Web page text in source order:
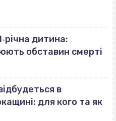
дитина:
обставин смерті
в
для кого та як